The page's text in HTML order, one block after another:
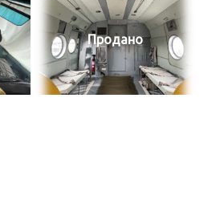
Продано